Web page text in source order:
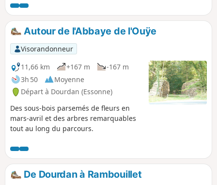
roulez sur ce qui fut une voie romaine pour rallier Saclas.
Autour de l'Abbaye de l'Ouÿe
Visorandonneur
11,66 km
+167 m
-167 m
3h 50
Moyenne
Départ à Dourdan (Essonne)
Des sous-bois parsemés de fleurs en
mars-avril et des arbres remarquables
tout au long du parcours.
De Dourdan à Rambouillet